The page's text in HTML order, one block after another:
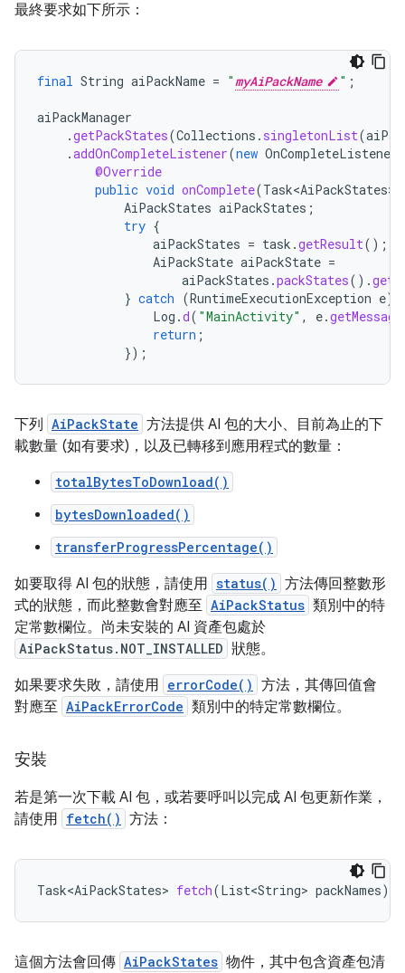
最終要求如下所示：
final String aiPackName = "myAiPackName " ;
aiPackManager
.getPackStates(Collections . singletonList(
.addOnCompleteListener(new
@Override
public void onComplete(Task<AiPackStates>
AiPackStates aiPackStates ;
try {
aiPackStates = task .getResult();
AiPackState aiPackState =
aiPackStates .packStates().get
} catch (RuntimeExecutionException e)
Log .d( "MainActivity" , e.getMessage
return ;
});
下列 AiPackState 方法提供 AI 包的大小、目前為止的下
載數量 (如有要求)，以及已轉移到應用程式的數量：
totalBytesToDownload()
bytesDownloaded()
transferProgressPercentage()
如要取得 AI 包的狀態，請使用 status() 方法傳回整數形
式的狀態，而此整數會對應至 AiPackStatus 類別中的特
定常數欄位。尚未安裝的 AI 資產包處於
AiPackStatus.NOT_INSTALLED 狀態。
如果要求失敗，請使用 errorCode() 方法，其傳回值會
對應至 AiPackErrorCode 類別中的特定常數欄位。
安裝
若是第一次下載 AI 包，或若要呼叫以完成 AI 包更新作業，
請使用 fetch() 方法：
Task<AiPackStates> fetch(List<String> packNames)
這個方法會回傳 AiPackStates 物件，其中包含資產包清